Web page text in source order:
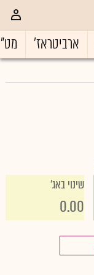
ארביטראז'
שינוי באג'
0.00